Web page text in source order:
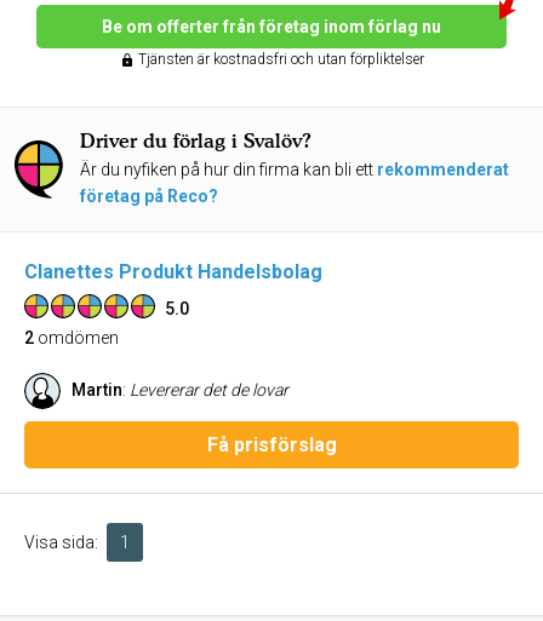
Be om offerter från företag inom förlag nu
Tjänsten är kostnadsfri och utan förpliktelser
Driver du förlag i Svalöv?
Är du nyfiken på hur din firma kan bli ett rekommenderat
företag på Reco?
Clanettes Produkt Handelsbolag
5.0
2 omdömen
Martin: Levererar det de lovar
Få prisförslag
Visa sida: 1